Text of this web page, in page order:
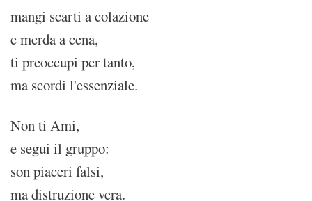
mangi scarti a colazione
e merda a cena,
ti preoccupi per tanto,
ma scordi l'essenziale.
Non ti Ami,
e segui il gruppo:
son piaceri falsi,
ma distruzione vera.